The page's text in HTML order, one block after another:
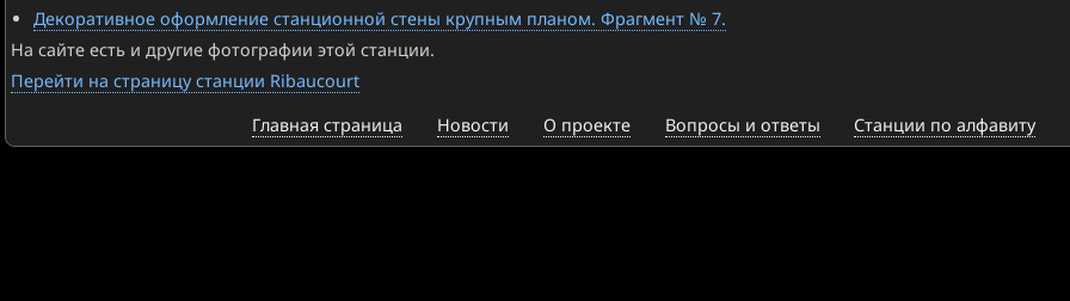
Декоративное оформление станционной стены крупным планом. Фрагмент № 7.
На сайте есть и другие фотографии этой станции.
Перейти на страницу станции Ribaucourt
Главная страница
Новости О проекте Вопросы и ответы Станции по алфавиту